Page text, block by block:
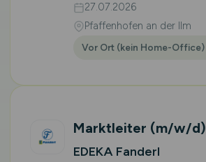
27.07.2026
Pfaffenhofen an der Ilm
Vor Ort (kein Home-Office)
Marktleiter (m/w/d)
EDEKA Fanderl